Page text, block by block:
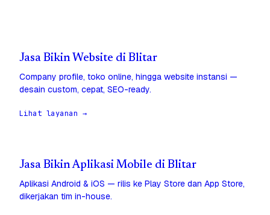
Jasa Bikin Website di Blitar
Company profile, toko online, hingga website instansi —
desain custom, cepat, SEO-ready.
Lihat layanan →
Jasa Bikin Aplikasi Mobile di Blitar
Aplikasi Android & iOS — rilis ke Play Store dan App Store,
dikerjakan tim in-house.